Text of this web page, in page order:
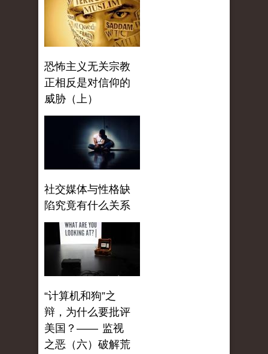
恐怖主义无关宗教
正相反是对信仰的
威胁（上）
社交媒体与性格缺
陷究竟有什么关系
“计算机和狗”之
辩，为什么要批评
美国？—— 监视
之恶（六）破解荒